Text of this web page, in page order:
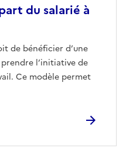
du salarié à
de bénéficier d’une
l’initiative de
Ce modèle permet